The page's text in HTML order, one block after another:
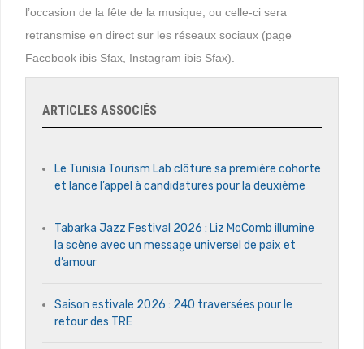
l’occasion de la fête de la musique, ou celle-ci sera
retransmise en direct sur les réseaux sociaux (page
Facebook ibis Sfax, Instagram ibis Sfax).
ARTICLES ASSOCIÉS
Le Tunisia Tourism Lab clôture sa première cohorte
et lance l’appel à candidatures pour la deuxième
Tabarka Jazz Festival 2026 : Liz McComb illumine
la scène avec un message universel de paix et
d’amour
Saison estivale 2026 : 240 traversées pour le
retour des TRE